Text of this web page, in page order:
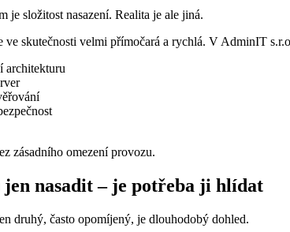
je složitost nasazení. Realita je ale jiná.
skutečnosti velmi přímočará a rychlá. V AdminIT
architekturu
zásadního omezení provozu.
jen nasadit – je potřeba ji hlídat
druhý, často opomíjený, je dlouhodobý dohled.